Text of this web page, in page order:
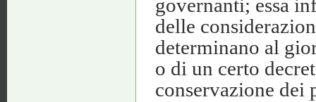
governanti; essa
delle
determinano al
o di un certo
conservazione